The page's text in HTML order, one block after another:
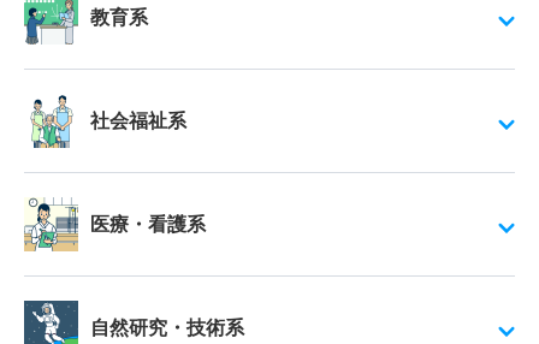
教育系
社会福祉系
医療・看護系
自然研究・技術系